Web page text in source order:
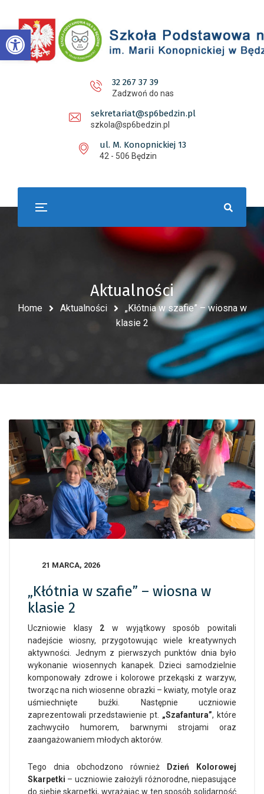
Otwórz pasek narzędzi
32 267 37 39
Zadzwoń do nas
sekretariat@sp6bedzin.pl
szkola@sp6bedzin.pl
ul. M. Konopnickiej 13
42 - 506 Będzin
Aktualności
Home Aktualności
„Kłótnia w szafie” – wiosna w
klasie 2
21 MARCA, 2026
„Kłótnia w szafie” – wiosna w
klasie 2
Uczniowie klasy 2 w wyjątkowy sposób powitali
nadejście wiosny, przygotowując wiele kreatywnych
aktywności. Jednym z pierwszych punktów dnia było
wykonanie wiosennych kanapek. Dzieci samodzielnie
komponowały zdrowe i kolorowe przekąski z warzyw,
tworząc na nich wiosenne obrazki – kwiaty, motyle oraz
uśmiechnięte buźki. Następnie uczniowie
zaprezentowali przedstawienie pt. „Szafantura”, które
zachwyciło humorem, barwnymi strojami oraz
zaangażowaniem młodych aktorów.
Tego dnia obchodzono również
Dzień Kolorowej
Skarpetki – uczniowie założyli różnorodne, niepasujące
do siebie skarpetki, wyrażając w ten sposób solidarność